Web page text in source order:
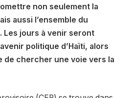
non seulement la
aussi l’ensemble du
Les jours à venir seront
politique d’Haïti, alors
de chercher une voie vers la